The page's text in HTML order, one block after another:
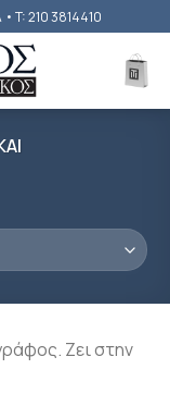
210 3814410
Ζει στην